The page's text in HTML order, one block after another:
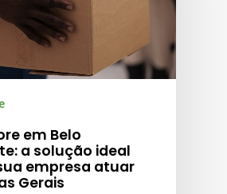
em Belo
a solução ideal
empresa atuar
Gerais